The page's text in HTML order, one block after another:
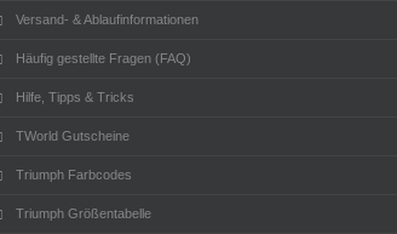
Versand- & Ablaufinformationen
Häufig gestellte Fragen (FAQ)
Hilfe, Tipps & Tricks
TWorld Gutscheine
Triumph Farbcodes
Triumph Größentabelle